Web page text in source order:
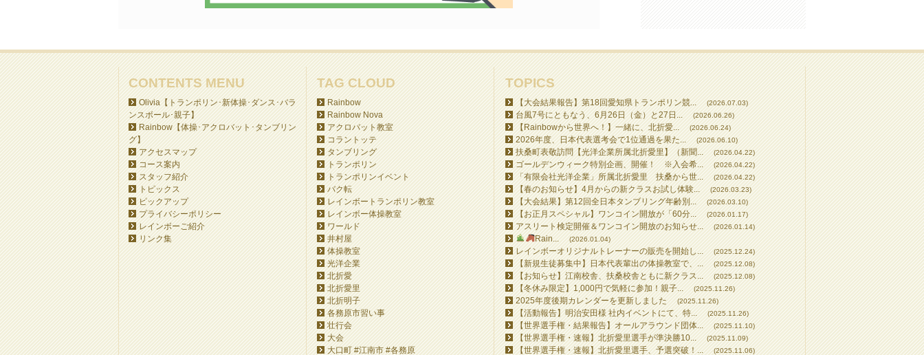
CONTENTS MENU
Olivia【トランポリン･新体操･ダンス･バラ
ンスボール･親子】
Rainbow【体操･アクロバット･タンブリン
グ】
アクセスマップ
コース案内
スタッフ紹介
トピックス
ピックアップ
プライバシーポリシー
レインボーご紹介
リンク集
TAG CLOUD
Rainbow
Rainbow Nova
アクロバット教室
コラントッテ
タンブリング
トランポリン
トランポリンイベント
バク転
レインボートランポリン教室
レインボー体操教室
ワールド
井村屋
体操教室
光洋企業
北折愛
北折愛里
北折明子
各務原市習い事
壮行会
大会
大口町 #江南市 #各務原
TOPICS
【大会結果報告】第18回愛知県トランポリン競... (2026.07.03)
台風7号にともなう、6月26日（金）と27日... (2026.06.26)
【Rainbowから世界へ！】一緒に、北折愛... (2026.06.24)
2026年度、日本代表選考会で1位通過を果た... (2026.06.10)
扶桑町表敬訪問【光洋企業所属北折愛里】（新聞... (2026.04.22)
ゴールデンウィーク特別企画、開催！ ※入会希... (2026.04.22)
「有限会社光洋企業」所属北折愛里 扶桑から世... (2026.04.22)
【春のお知らせ】4月からの新クラスお試し体験... (2026.03.23)
【大会結果】第12回全日本タンブリング年齢別... (2026.03.10)
【お正月スペシャル】ワンコイン開放が「60分... (2026.01.17)
アスリート検定開催＆ワンコイン開放のお知らせ... (2026.01.14)
Rain... (2026.01.04)
レインボーオリジナルトレーナーの販売を開始し... (2025.12.24)
【新規生徒募集中】日本代表輩出の体操教室で、... (2025.12.08)
【お知らせ】江南校舎、扶桑校舎ともに新クラス... (2025.12.08)
【冬休み限定】1,000円で気軽に参加！親子... (2025.11.26)
2025年度後期カレンダーを更新しました (2025.11.26)
【活動報告】明治安田様 社内イベントにて、特... (2025.11.26)
【世界選手権・結果報告】オールアラウンド団体... (2025.11.10)
【世界選手権・速報】北折愛里選手が準決勝10... (2025.11.09)
【世界選手権・速報】北折愛里選手、予選突破！... (2025.11.06)